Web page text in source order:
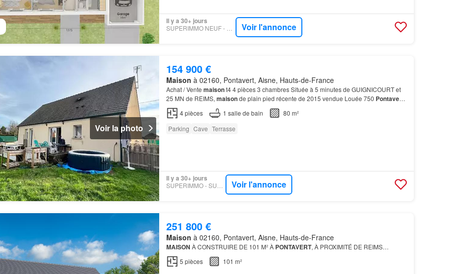
Il y a 30+ jours
Voir l'annonce
Voir la photo
154 900 €
Maison à 02160, Pontavert, Aisne, Hauts-de-France
Achat / Vente maisont4 4 pièces 3 chambres Située à 5 minutes de GUIGNICOURT et
25 MN de REIMS, maisonde plain pied récente de 2015 vendue Louée 750 Pontavert
(02160)
4pièces 1 salle de bain
80 m²
Parking Cave Terrasse
Il y a 30+ jours
Voir l'annonce
251 800 €
Maison à 02160, Pontavert, Aisne, Hauts-de-France
MAISON À CONSTRUIRE DE 101 M² À PONTAVERT, À PROXIMITÉ DE REIMS…
5 pièces 101 m²